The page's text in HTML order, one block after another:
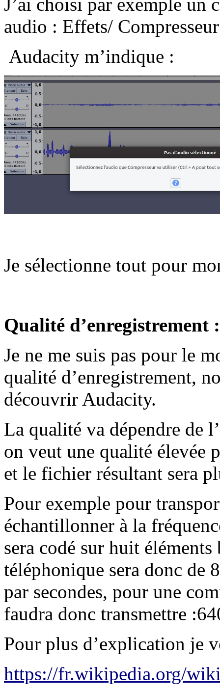
audio : Effets/ Compresseur
Audacity m’indique :
Je sélectionne tout pour
Qualité d’enregistrement :
Je ne me suis pas pour le
qualité d’enregistrement,
découvrir Audacity.
La qualité va dépendre de
on veut une qualité élevée
et le fichier résultant sera
Pour exemple pour
échantillonner à la
sera codé sur huit
téléphonique sera donc de
par secondes, pour une
faudra donc transmettre
Pour plus d’explication je
https://fr.wikipedia.org/